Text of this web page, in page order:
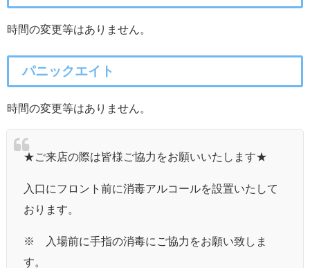
時間の変更等はありません。
パニックエイト
時間の変更等はありません。
★ご来店の際は皆様ご協力をお願いいたします★
入口にフロント前に消毒アルコールを設置いたして
おります。
※ 入場前に手指の消毒にご協力をお願い致しま
す。